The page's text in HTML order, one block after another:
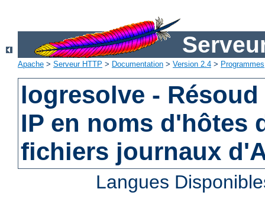
Apache > Serveur HTTP > Documentation > Version 2.4 > Programmes
logresolve -
IP en noms d'hôtes
fichiers journaux
Langues